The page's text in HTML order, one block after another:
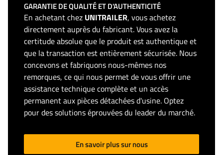
GARANTIE DE QUALITÉ ET D'AUTHENTICITÉ
En achetant chez UNITRAILER, vous achetez
directement auprès du fabricant. Vous avez la
certitude absolue que le produit est authentique et
que la transaction est entièrement sécurisée. Nous
concevons et fabriquons nous-mêmes nos
remorques, ce qui nous permet de vous offrir une
assistance technique complète et un accès
permanent aux pièces détachées d'usine. Optez
pour des solutions éprouvées du leader du marché.
En savoir plus sur nous